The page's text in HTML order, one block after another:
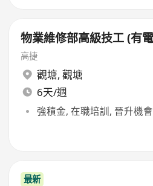
物業維修部高級技工 (有
高捷
觀塘, 觀塘
6天/週
強積金, 在職培訓, 晉升機會
最新